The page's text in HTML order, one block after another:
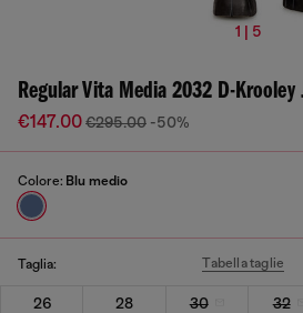
1 | 5
Regular Vita Media 2032 D-Krooley
€147.00€295.00 -50%
Colore: Blu medio
Taglia: Tabella taglie
26 28 30 32